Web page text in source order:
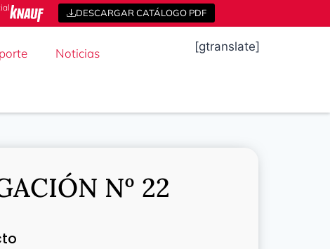
DESCARGAR CATÁLOGO PDF
Noticias [gtranslate]
Nº 22